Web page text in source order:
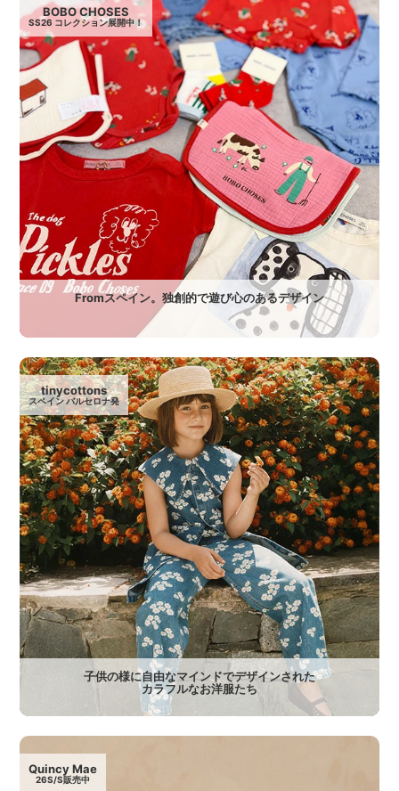
BOBO CHOSES
SS26 コレクション展開中！
Fromスペイン。独創的で遊び心のあるデザイン
tinycottons
スペイン バルセロナ発
子供の様に自由なマインドでデザインされた
カラフルなお洋服たち
Quincy Mae
26S/S販売中